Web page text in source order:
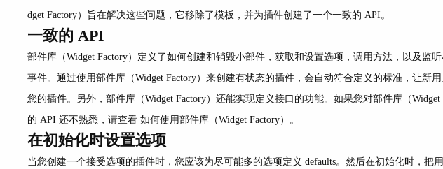
dget Factory）旨在解决这些问题，它移除了模板，并为插件创建了一个一致的 API。
一致的 API
部件库（Widget Factory）定义了如何创建和销毁小部件，获取和设置选项，调用方法，以及监
事件。通过使用部件库（Widget Factory）来创建有状态的插件，会自动符合定义的标准，让新
您的插件。另外，部件库（Widget Factory）还能实现定义接口的功能。如果您对部件库（Widget
的 API 还不熟悉，请查看 如何使用部件库（Widget Factory） 。
在初始化时设置选项
当您创建一个接受选项的插件时，您应该为尽可能多的选项定义 defaults。然后在初始化时，把